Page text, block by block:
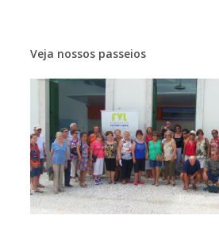
Veja nossos passeios